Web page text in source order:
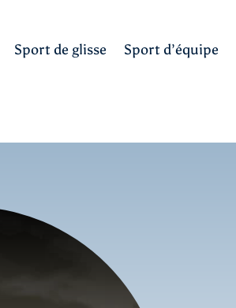
Sport de glisse Sport d’équipe